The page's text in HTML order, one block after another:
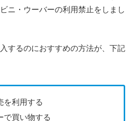
ニ・ウーバーの利用禁止をしまし
するのにおすすめの方法が、下記
を利用する
で買い物する